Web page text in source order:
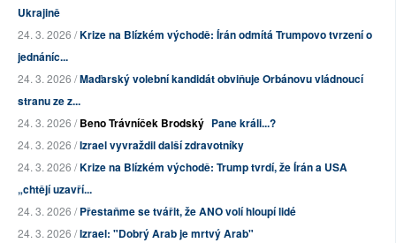
Ukrajině
24. 3. 2026 /Krize na Blízkém východě: Írán odmítá Trumpovo tvrzení o
jednáníc...
24. 3. 2026 /Maďarský volební kandidát obviňuje Orbánovu vládnoucí
stranu ze z...
24. 3. 2026 /Beno Trávníček Brodský Pane králi...?
24. 3. 2026 /Izrael vyvraždil další zdravotníky
24. 3. 2026 /Krize na Blízkém východě: Trump tvrdí, že Írán a USA
„chtějí uzavří...
24. 3. 2026 /Přestaňme se tvářit, že ANO volí hloupí lidé
24. 3. 2026 /Izrael: "Dobrý Arab je mrtvý Arab"